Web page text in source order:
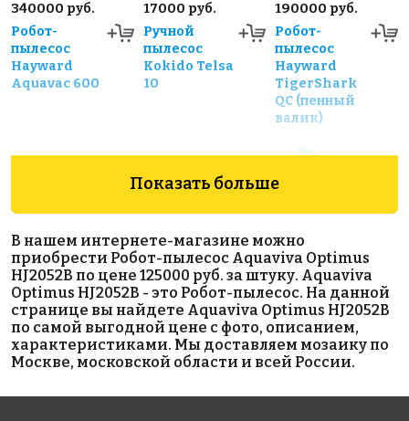
340000 руб.
Робот-
пылесос
Hayward
Aquavac 600
17000 руб.
Ручной
пылесос
Kokido Telsa
10
190000 руб.
Робот-
пылесос
Hayward
TigerShark
QC (пенный
валик)
460000 руб.
Робот-
пылесоc
Aquabot
Magnum
950000 руб.
Робот-
пылесоc
Aquabot
Ultramax (45
185000 руб.
Робот-
пылесоc
Aquabot
FRC90
Показать больше
В нашем интернете-магазине можно
приобрести Робот-пылесос Aquaviva Optimus
HJ2052B по цене 125000 руб. за штуку. Aquaviva
Optimus HJ2052B - это Робот-пылесос. На данной
странице вы найдете Aquaviva Optimus HJ2052B
по самой выгодной цене с фото, описанием,
характеристиками. Мы доставляем мозаику по
Москве, московской области и всей России.